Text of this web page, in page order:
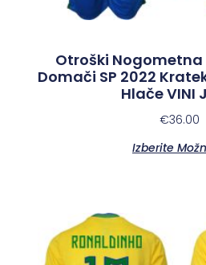
Otroški Nogometna
Domači SP 2022
Hlače VINI
€36.00
Izberite